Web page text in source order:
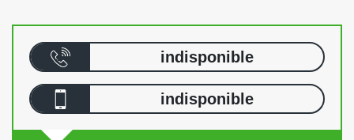
indisponible
indisponible